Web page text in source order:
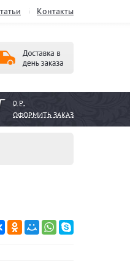
Контакты
0 Р.
ОФОРМИТЬ ЗАКАЗ